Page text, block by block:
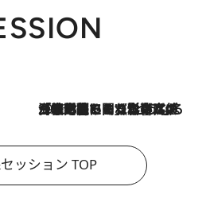
2026.8.3
「住宅建てられない…」「サーチャージ料の高値が続いている」ホルムズ海峡封鎖による影響はいつまで続く？《エネルギー専門家に聞く“どうなる日本の暮らし”》
ッション TOP